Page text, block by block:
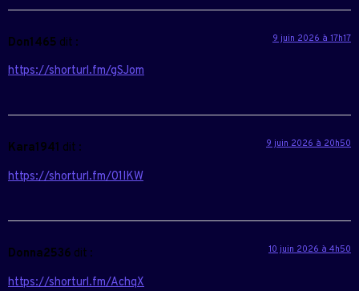
Don1465 dit : 9 juin 2026 à 17h17
https://shorturl.fm/gSJom
Kara1941 dit : 9 juin 2026 à 20h50
https://shorturl.fm/01IKW
Donna2536 dit : 10 juin 2026 à 4h50
https://shorturl.fm/AchqX